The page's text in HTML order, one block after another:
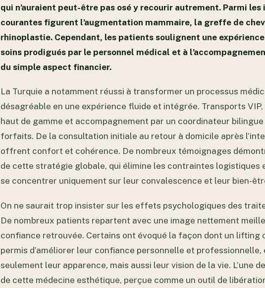
qui n’auraient peut-être pas osé y recourir autrement. Parmi
courantes figurent l’augmentation mammaire, la greffe de
rhinoplastie. Cependant, les patients soulignent une
soins prodigués par le personnel médical et à
du simple aspect financier.
La Turquie a notamment réussi à transformer un processus
désagréable en une expérience fluide et intégrée. Transports
haut de gamme et accompagnement par un coordinateur
forfaits. De la consultation initiale au retour à domicile après
offrent confort et cohérence. De nombreux témoignages
de cette stratégie globale, qui élimine les contraintes logistiques
se concentrer uniquement sur leur convalescence et leur bien-
On ne saurait trop insister sur les effets psychologiques des
De nombreux patients repartent avec une image nettement
confiance retrouvée. Certains ont évoqué la façon dont un lifting
permis d’améliorer leur confiance personnelle et
seulement leur apparence, mais aussi leur vision de la vie. L’une
de cette médecine esthétique, perçue comme un outil de